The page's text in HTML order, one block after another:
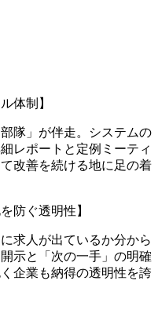
体制】
隊」が伴走。システムの
レポートと定例ミーティ
改善を続ける地に足の着
防ぐ透明性】
求人が出ているか分から
示と「次の一手」の明確
企業も納得の透明性を誇